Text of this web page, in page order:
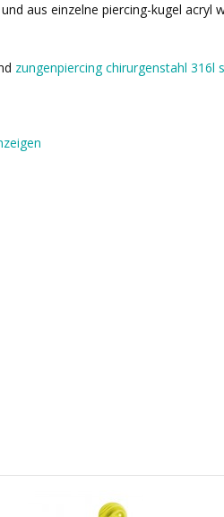
aus einzelne piercing-kugel
zungenpiercing chirurgenstahl 316l